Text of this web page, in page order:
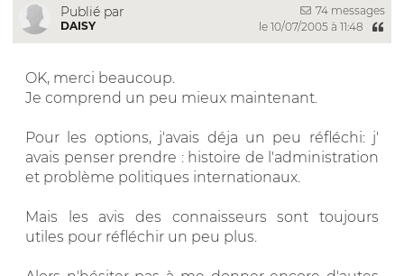
Publié par
DAISY
74 messages
le 10/07/2005 à 11:48
OK, merci beaucoup.
Je comprend un peu mieux maintenant.
Pour les options, j'avais déja un peu réfléchi: j'
avais penser prendre : histoire de l'administration
et problème politiques internationaux.
Mais les avis des connaisseurs sont toujours
utiles pour réfléchir un peu plus.